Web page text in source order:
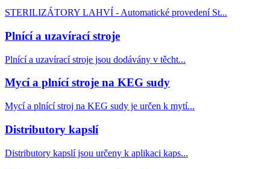
STERILIZÁTORY LAHVÍ - Automatické provedení St...
Plnící a uzavírací stroje
Plnící a uzavírací stroje jsou dodávány v těcht...
Mycí a plnící stroje na KEG sudy
Mycí a plnící stroj na KEG sudy je určen k mytí...
Distributory kapslí
Distributory kapslí jsou určeny k aplikaci kaps...